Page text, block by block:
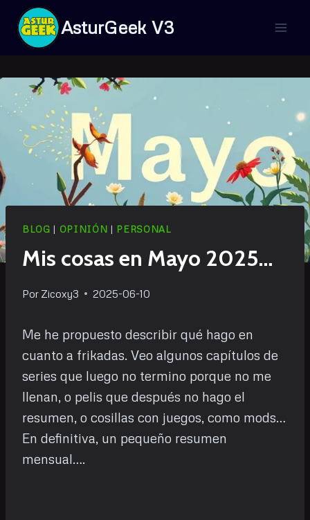
Saltar
contenido
AsturGeek V3
BLOG | OPINIÓN | PERSONAL
Mis cosas en Mayo 2025…
Por Zicoxy3 2025-06-10
Me he propuesto describir qué hago en
cuanto a frikadas. Veo algunos capítulos de
series que luego no termino porque no me
llenan, o pelis que después no hago el
resumen, o cosillas con juegos, como mods…
En definitiva, un pequeño resumen
mensual….